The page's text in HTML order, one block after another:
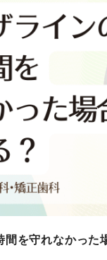
を守れなかった